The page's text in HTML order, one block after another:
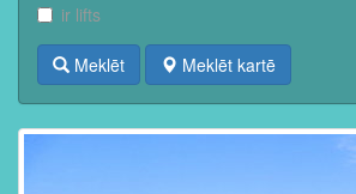
ir lifts
Meklēt Meklēt kartē